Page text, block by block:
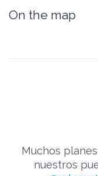
On the map
Muchos
nuestros